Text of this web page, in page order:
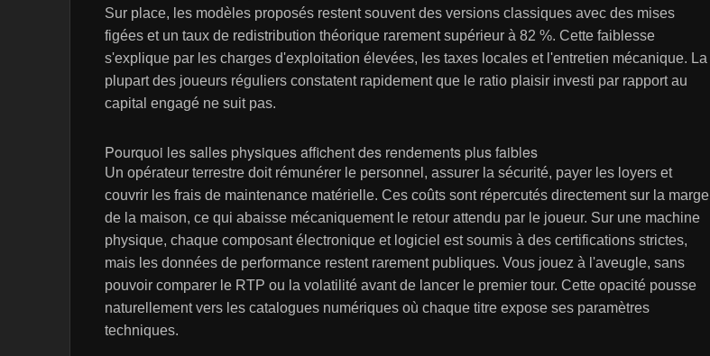
Sur place, les modèles proposés restent souvent des versions classiques avec des mises
figées et un taux de redistribution théorique rarement supérieur à 82 %. Cette faiblesse
s'explique par les charges d'exploitation élevées, les taxes locales et l'entretien mécanique. La
plupart des joueurs réguliers constatent rapidement que le ratio plaisir investi par rapport au
capital engagé ne suit pas.
Pourquoi les salles physiques affichent des rendements plus faibles
Un opérateur terrestre doit rémunérer le personnel, assurer la sécurité, payer les loyers et
couvrir les frais de maintenance matérielle. Ces coûts sont répercutés directement sur la marge
de la maison, ce qui abaisse mécaniquement le retour attendu par le joueur. Sur une machine
physique, chaque composant électronique et logiciel est soumis à des certifications strictes,
mais les données de performance restent rarement publiques. Vous jouez à l'aveugle, sans
pouvoir comparer le RTP ou la volatilité avant de lancer le premier tour. Cette opacité pousse
naturellement vers les catalogues numériques où chaque titre expose ses paramètres
techniques.